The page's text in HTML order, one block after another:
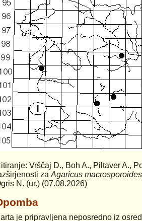
Vrščaj D., Boh A., Piltaver A.,
za Agaricus macrosporoides
N. (ur.) (07.08.2026)
je pripravljena neposredno iz